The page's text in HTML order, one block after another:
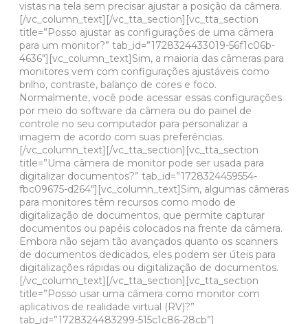
vistas na tela sem precisar ajustar a posição da câmera.
[/vc_column_text][/vc_tta_section][vc_tta_section
title=”Posso ajustar as configurações de uma câmera
para um monitor?” tab_id=”1728324433019-56f1c06b-
4636″][vc_column_text]Sim, a maioria das câmeras para
monitores vem com configurações ajustáveis ​​como
brilho, contraste, balanço de cores e foco.
Normalmente, você pode acessar essas configurações
por meio do software da câmera ou do painel de
controle no seu computador para personalizar a
imagem de acordo com suas preferências.
[/vc_column_text][/vc_tta_section][vc_tta_section
title=”Uma câmera de monitor pode ser usada para
digitalizar documentos?” tab_id=”1728324459554-
fbc09675-d264″][vc_column_text]Sim, algumas câmeras
para monitores têm recursos como modo de
digitalização de documentos, que permite capturar
documentos ou papéis colocados na frente da câmera.
Embora não sejam tão avançados quanto os scanners
de documentos dedicados, eles podem ser úteis para
digitalizações rápidas ou digitalização de documentos.
[/vc_column_text][/vc_tta_section][vc_tta_section
title=”Posso usar uma câmera como monitor com
aplicativos de realidade virtual (RV)?”
tab_id=”1728324483299-515c1c86-28cb”]